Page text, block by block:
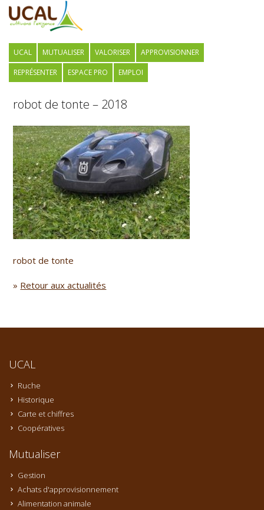
UCAL MUTUALISER VALORISER
APPROVISIONNER
REPRÉSENTER
ESPACE PRO EMPLOI
robot de tonte – 2018
robot de tonte
» Retour aux actualités
UCAL
Ruche
Historique
Carte et chiffres
Coopératives
Mutualiser
Gestion
Achats d'approvisionnement
Alimentation animale